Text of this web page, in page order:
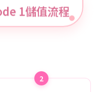
1儲值流程
2